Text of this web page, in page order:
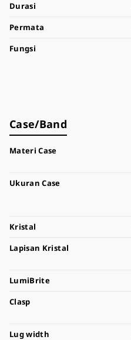
Durasi
Permata
Fungsi
Case/Band
Materi Case
Ukuran Case
Kristal
Lapisan Kristal
LumiBrite
Clasp
Lug width